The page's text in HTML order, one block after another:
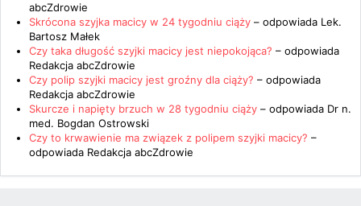
abcZdrowie
Skrócona szyjka macicy w 24 tygodniu ciąży – odpowiada Lek.
Bartosz Małek
Czy taka długość szyjki macicy jest niepokojąca? – odpowiada
Redakcja abcZdrowie
Czy polip szyjki macicy jest groźny dla ciąży? – odpowiada
Redakcja abcZdrowie
Skurcze i napięty brzuch w 28 tygodniu ciąży – odpowiada Dr n.
med. Bogdan Ostrowski
Czy to krwawienie ma związek z polipem szyjki macicy? –
odpowiada Redakcja abcZdrowie